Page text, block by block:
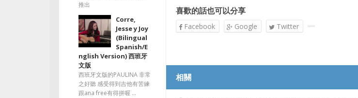
推出
Corre,
Jesse y Joy
(Bilingual
Spanish/E
nglish Version) 西班牙
文版
西班牙文版的PAULINA 非常
之好聽 感受得到吉他有苦練
跟ana free有得拼喔 ...
喜歡的話也可以分享
Facebook Google Twitter
相關